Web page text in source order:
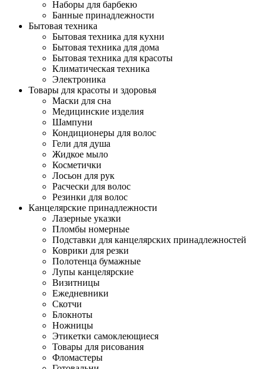
Наборы для барбекю
Банные принадлежности
Бытовая техника
Бытовая техника для кухни
Бытовая техника для дома
Бытовая техника для красоты
Климатическая техника
Электроника
Товары для красоты и здоровья
Маски для сна
Медицинские изделия
Шампуни
Кондиционеры для волос
Гели для душа
Жидкое мыло
Косметички
Лосьон для рук
Расчески для волос
Резинки для волос
Канцелярские принадлежности
Лазерные указки
Пломбы номерные
Подставки для канцелярских принадлежностей
Коврики для резки
Полотенца бумажные
Лупы канцелярские
Визитницы
Ежедневники
Скотчи
Блокноты
Ножницы
Этикетки самоклеющиеся
Товары для рисования
Фломастеры